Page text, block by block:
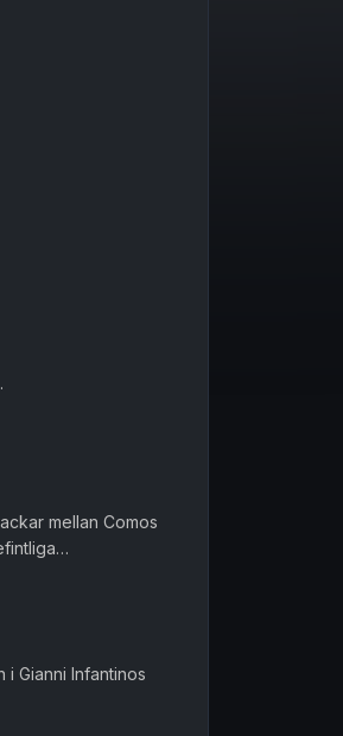
mellan Comos
i ...
i Gianni Infantinos